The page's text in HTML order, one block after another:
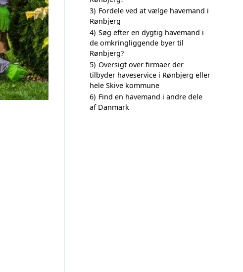
3) Fordele ved at vælge havemand i
Rønbjerg
4) Søg efter en dygtig havemand i
de omkringliggende byer til
Rønbjerg?
5) Oversigt over firmaer der
tilbyder haveservice i Rønbjerg eller
hele Skive kommune
6) Find en havemand i andre dele
af Danmark